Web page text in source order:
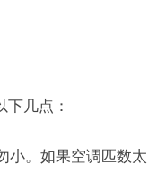
几点：
小。如果空调匹数太